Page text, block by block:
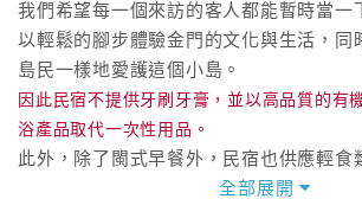
特
色
民
宿
我們希望每一個來訪的客人都能暫時當一
以輕鬆的腳步體驗金門的文化與生活，同
島民一樣地愛護這個小島。
因此民宿不提供牙刷牙膏，並以高品質的有
浴產品取代一次性用品。
此外，除了閩式早餐外，民宿也供應輕食
全部展開